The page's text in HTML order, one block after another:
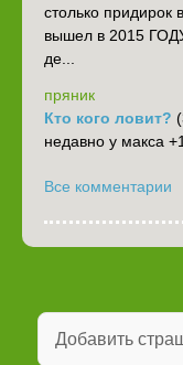
столько придирок
вышел в 2015
де...
пряник
Кто кого ловит?
недавно у макса
Все комментарии
Добавить